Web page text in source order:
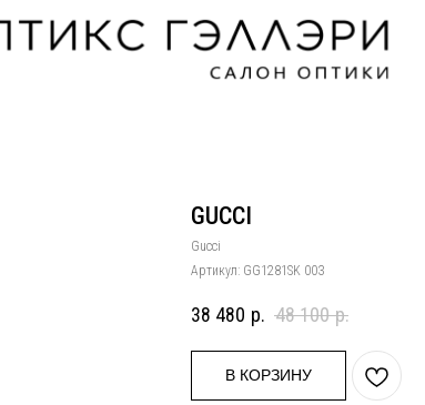
GUCCI
Gucci
Артикул: GG1281SK 003
38 480 р. 48 100 р.
В КОРЗИНУ